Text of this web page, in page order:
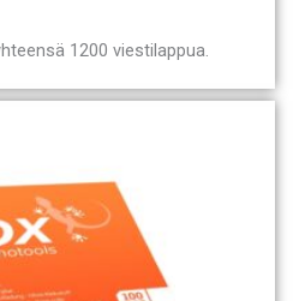
1200 viestilappua.